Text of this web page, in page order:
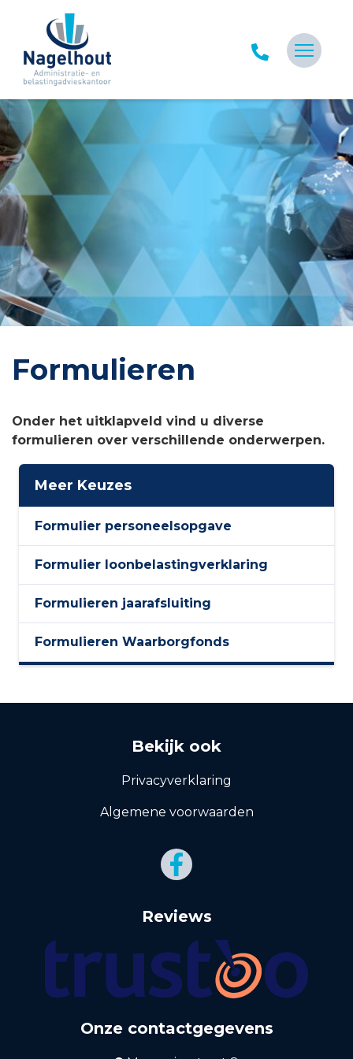
Formulieren
Onder het uitklapveld vind u diverse
formulieren over verschillende onderwerpen.
Meer Keuzes
Formulier personeelsopgave
Formulier loonbelastingverklaring
Formulieren jaarafsluiting
Formulieren Waarborgfonds
Bekijk ook
Privacyverklaring
Algemene voorwaarden
Reviews
Onze contactgegevens